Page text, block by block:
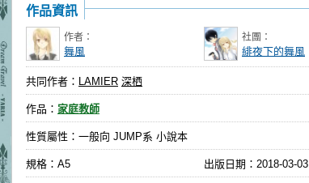
作品資訊
作者：
舞風
社團：
緋夜下的舞風
共同作者： LAMIER 深栖
作品： 家庭教師
性質屬性：一般向 JUMP系 小說本
規格：A5 出版日期： 2018-03-03